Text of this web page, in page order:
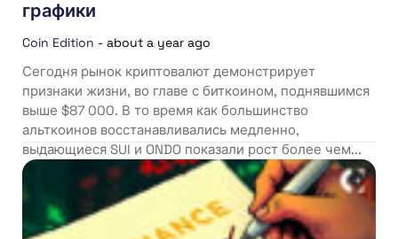
графики
Coin Edition - about a year ago
Сегодня рынок криптовалют демонстрирует
признаки жизни, во главе с биткоином, поднявшимся
выше $87 000. В то время как большинство
альткоинов восстанавливались медленно,
выдающиеся SUI и ONDO показали рост более чем...